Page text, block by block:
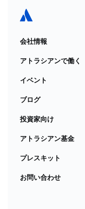
会社情報
アトラシアンで働く
イベント
ブログ
投資家向け
アトラシアン基金
プレスキット
お問い合わせ